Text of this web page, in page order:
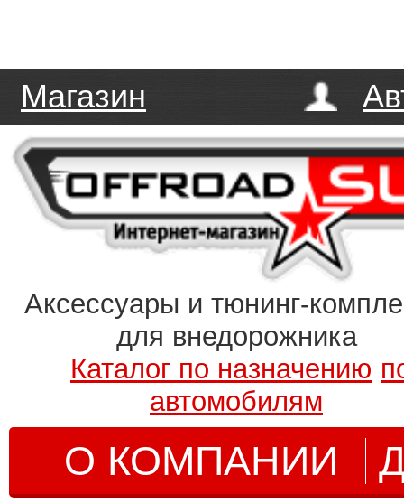
Магазин
Аксессуары и тюнинг-
для внедорожника
Каталог по назначению
автомобилям
О КОМПАНИИ